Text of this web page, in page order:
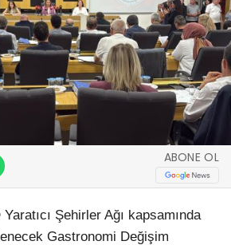
ABONE OL
Şehirler Ağı kapsamında
Gastronomi Değişim